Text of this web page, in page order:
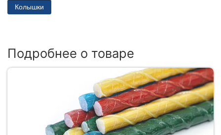
Колышки
Подробнее о товаре